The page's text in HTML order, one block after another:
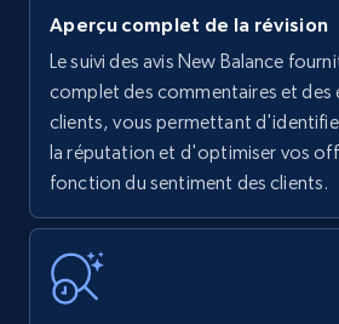
Amazon products - find
upc numbers
Title, Seller name, Brand,
price, Currency, Availability,
35.3K+
Aperçu complet de la révision
Le suivi des avis New Balance
complet des commentaires et des
clients, vous permettant
la réputation et d'optimiser vos
fonction du sentiment des clients.